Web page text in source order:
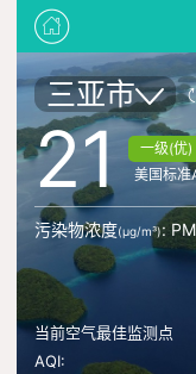
三亚市
21
一级(优)
美国标准
污染物浓度(μg/m³): PM
当前空气最佳监测点
AQI: